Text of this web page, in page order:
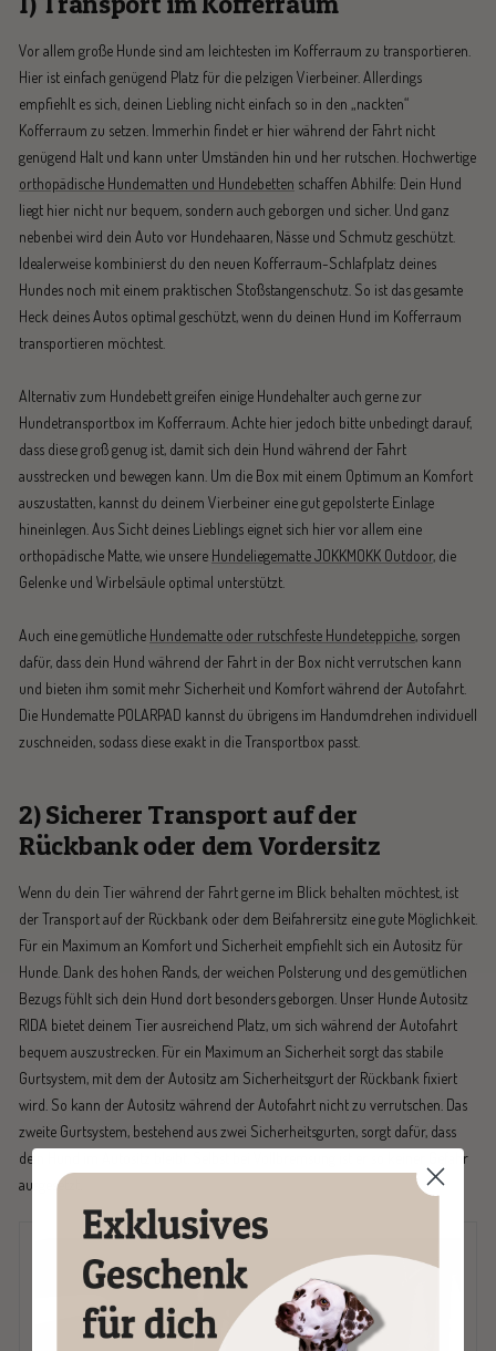
Vor allem große Hunde sind am leichtesten im Kofferraum zu transportieren.
Hier ist einfach genügend Platz für die pelzigen Vierbeiner. Allerdings
empfiehlt es sich, deinen Liebling nicht einfach so in den „nackten“
Kofferraum zu setzen. Immerhin findet er hier während der Fahrt nicht
genügend Halt und kann unter Umständen hin und her rutschen. Hochwertige
orthopädische Hundematten und Hundebetten schaffen Abhilfe: Dein Hund
liegt hier nicht nur bequem, sondern auch geborgen und sicher. Und ganz
nebenbei wird dein Auto vor Hundehaaren, Nässe und Schmutz geschützt.
Idealerweise kombinierst du den neuen Kofferraum-Schlafplatz deines
Hundes noch mit einem praktischen Stoßstangenschutz. So ist das gesamte
Heck deines Autos optimal geschützt, wenn du deinen Hund im Kofferraum
transportieren möchtest.
Alternativ zum Hundebett greifen einige Hundehalter auch gerne zur
Hundetransportbox im Kofferraum. Achte hier jedoch bitte unbedingt darauf,
dass diese groß genug ist, damit sich dein Hund während der Fahrt
ausstrecken und bewegen kann. Um die Box mit einem Optimum an Komfort
auszustatten, kannst du deinem Vierbeiner eine gut gepolsterte Einlage
hineinlegen. Aus Sicht deines Lieblings eignet sich hier vor allem eine
orthopädische Matte, wie unsere Hundeliegematte JOKKMOKK Outdoor, die
Gelenke und Wirbelsäule optimal unterstützt.
Auch eine gemütliche Hundematte oder rutschfeste Hundeteppiche, sorgen
dafür, dass dein Hund während der Fahrt in der Box nicht verrutschen kann
und bieten ihm somit mehr Sicherheit und Komfort während der Autofahrt.
Die Hundematte POLARPAD kannst du übrigens im Handumdrehen individuell
zuschneiden, sodass diese exakt in die Transportbox passt.
2) Sicherer Transport auf der
Rückbank oder dem Vordersitz
Wenn du dein Tier während der Fahrt gerne im Blick behalten möchtest, ist
der Transport auf der Rückbank oder dem Beifahrersitz eine gute Möglichkeit.
Für ein Maximum an Komfort und Sicherheit empfiehlt sich ein Autositz für
Hunde. Dank des hohen Rands, der weichen Polsterung und des gemütlichen
Bezugs fühlt sich dein Hund dort besonders geborgen. Unser Hunde Autositz
RIDA bietet deinem Tier ausreichend Platz, um sich während der Autofahrt
bequem auszustrecken. Für ein Maximum an Sicherheit sorgt das stabile
Gurtsystem, mit dem der Autositz am Sicherheitsgurt der Rückbank fixiert
wird. So kann der Autositz während der Autofahrt nicht zu verrutschen. Das
zweite Gurtsystem, bestehend aus zwei Sicherheitsgurten, sorgt dafür, dass
dein Hund im Autositz bleibt. Selbst bei Vollbremsung ist er so keiner Gefahr
ausgesetzt.